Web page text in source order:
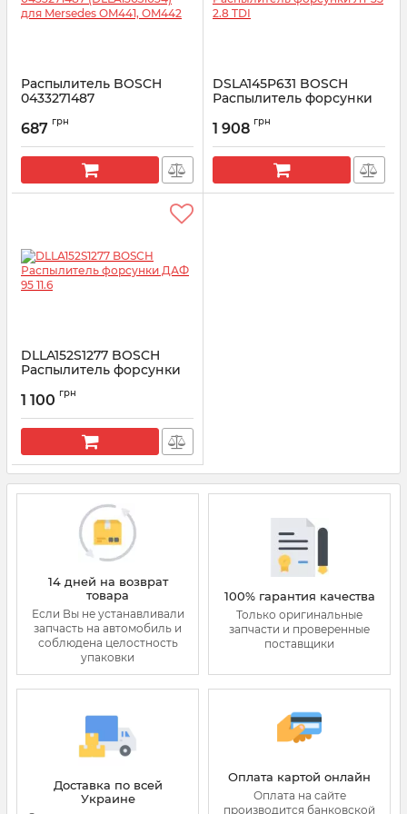
Распылитель BOSCH
0433271487
Mersedes OM441, OM442
Артикул: 0433271487
687 грн
DSLA145P631 BOSCH
Распылитель форсунки
Артикул:
1 908 грн
DLLA152S1277 BOSCH
Распылитель форсунки
Артикул:
1 100 грн
14 дней на возврат
товара
Если Вы не устанавливали
запчасть на автомобиль и
соблюдена целостность
упаковки
100% гарантия качества
Только оригинальные
запчасти и проверенные
поставщики
Доставка по всей
Украине
Оплата картой онлайн
Оплата на сайте
производится банковской